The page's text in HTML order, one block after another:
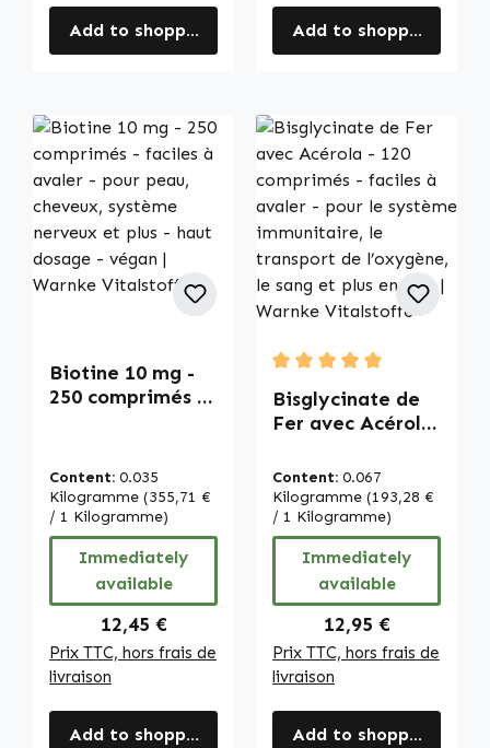
Add to shopping cart Add to shopping cart
Biotine 10 mg -
250 comprimés -
cheveux, système
nerveux et plus -
haut dosage -
végan | Warnke
Vitalstoffe
Content: 0.035
Kilogramme (355,71 €
/ 1 Kilogramme)
Immediately
available
Regular price:
12,45 €
Prix TTC, hors frais de
livraison
Add to shopping cart
Average rating of 5 out
Bisglycinate de
Fer avec Acérola
faciles à avaler -
pour le système
immunitaire, le
transport de
l’oxygène, le
sang et plus
encore | Warnke
Vitalstoffe
Content: 0.067
Kilogramme (193,28 €
/ 1 Kilogramme)
Immediately
available
Regular price:
12,95 €
Prix TTC, hors frais de
livraison
Add to shopping cart